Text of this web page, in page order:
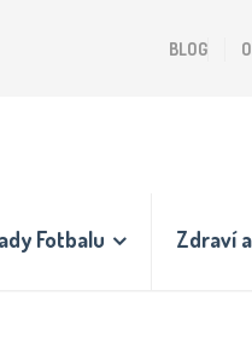
BLOG
Fotbalu Zdraví